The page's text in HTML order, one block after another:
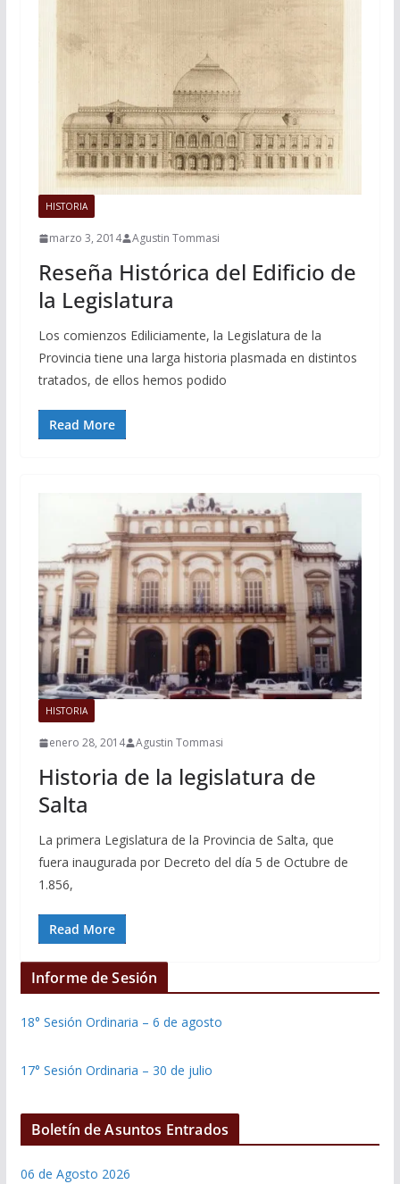
HISTORIA
marzo 3, 2014 Agustin Tommasi
Reseña Histórica del Edificio de
la Legislatura
Los comienzos Ediliciamente, la Legislatura de la
Provincia tiene una larga historia plasmada en distintos
tratados, de ellos hemos podido
Read More
HISTORIA
enero 28, 2014 Agustin Tommasi
Historia de la legislatura de
Salta
La primera Legislatura de la Provincia de Salta, que
fuera inaugurada por Decreto del día 5 de Octubre de
1.856,
Read More
Informe de Sesión
18° Sesión Ordinaria – 6 de agosto
17° Sesión Ordinaria – 30 de julio
Boletín de Asuntos Entrados
06 de Agosto 2026